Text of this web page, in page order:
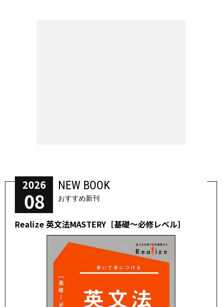
2026
08
NEW BOOK
おすすめ新刊
Realize 英文法MASTERY［基礎～必修レベル］